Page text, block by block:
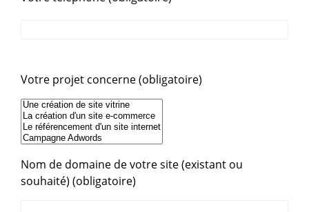
Votre projet concerne (obligatoire)
Nom de domaine de votre site (existant ou
souhaité) (obligatoire)